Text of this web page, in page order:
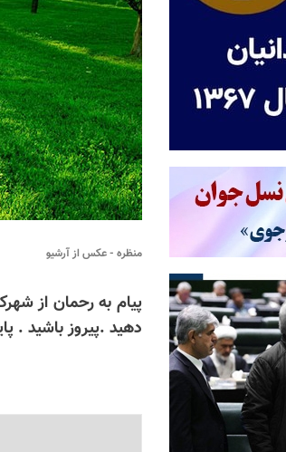
منظره - عکس از آرشیو
پیام به رحمان از
دهید .پیروز باشید .